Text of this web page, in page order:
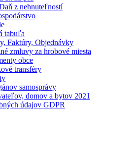
z nehnuteľností
tabuľa
Faktúry, Objednávky
zmluvy za hrobové miesta
obce
transféry
samosprávy
domov a bytov 2021
údajov GDPR